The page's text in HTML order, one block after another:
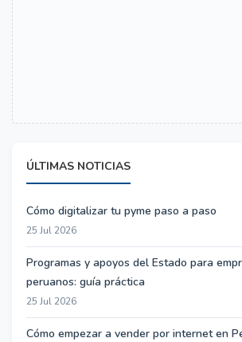
ÚLTIMAS NOTICIAS
Cómo digitalizar tu pyme paso a paso
25 Jul 2026
Programas y apoyos del Estado para
peruanos: guía práctica
25 Jul 2026
Cómo empezar a vender por internet en